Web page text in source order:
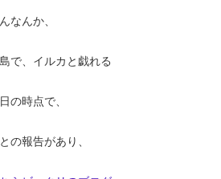
なんか、
で、イルカと戯れる
の時点で、
の報告があり、